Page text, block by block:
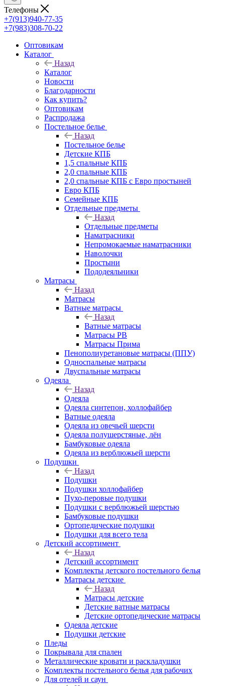
Телефоны
+7(913)940-77-35
+7(983)308-70-22
Оптовикам
Каталог
Назад
Каталог
Новости
Благодарности
Как купить?
Оптовикам
Распродажа
Постельное белье
Назад
Постельное белье
Детские КПБ
1,5 спальные КПБ
2,0 спальные КПБ
2,0 спальные КПБ с Евро простыней
Евро КПБ
Семейные КПБ
Отдельные предметы
Назад
Отдельные предметы
Наматрасники
Непромокаемые наматрасники
Наволочки
Простыни
Пододеяльники
Матрасы
Назад
Матрасы
Ватные матрасы
Назад
Ватные матрасы
Матрасы РВ
Матрасы Прима
Пенополиуретановые матрасы (ППУ)
Односпальные матрасы
Двуспальные матрасы
Одеяла
Назад
Одеяла
Одеяла синтепон, холлофайбер
Ватные одеяла
Одеяла из овечьей шерсти
Одеяла полушерстяные, лён
Бамбуковые одеяла
Одеяла из верблюжьей шерсти
Подушки
Назад
Подушки
Подушки холлофайбер
Пухо-перовые подушки
Подушки с верблюжьей шерстью
Бамбуковые подушки
Ортопедические подушки
Подушки для всего тела
Детский ассортимент
Назад
Детский ассортимент
Комплекты детского постельного белья
Матрасы детские
Назад
Матрасы детские
Детские ватные матрасы
Детские ортопедические матрасы
Одеяла детские
Подушки детские
Пледы
Покрывала для спален
Металлические кровати и раскладушки
Комплекты постельного белья для рабочих
Для отелей и саун